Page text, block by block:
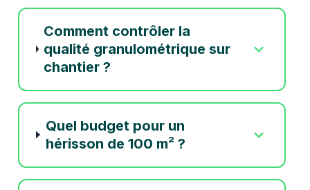
Comment contrôler la
qualité granulométrique sur
chantier ?
Quel budget pour un
hérisson de 100 m² ?